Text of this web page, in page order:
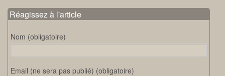
Réagissez à l'article
Nom (obligatoire)
Email (ne sera pas publié) (obligatoire)